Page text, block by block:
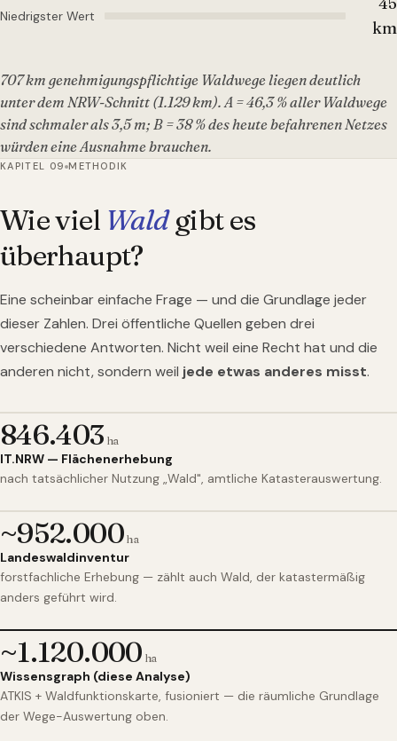
Niedrigster Wert
km
707 km genehmigungspflichtige Waldwege liegen deutlich
unter dem NRW-Schnitt (1.129 km). A = 46,3 % aller Waldwege
sind schmaler als 3,5 m; B = 38 % des heute befahrenen Netzes
würden eine Ausnahme brauchen.
KAPITEL 09 METHODIK
Wie viel Waldgibt es
überhaupt?
Eine scheinbar einfache Frage — und die Grundlage jeder
dieser Zahlen. Drei öffentliche Quellen geben drei
verschiedene Antworten. Nicht weil eine Recht hat und die
anderen nicht, sondern weil jede etwas anderes misst.
846.403 ha
IT.NRW — Flächenerhebung
nach tatsächlicher Nutzung „Wald", amtliche Katasterauswertung.
~952.000ha
Landeswaldinventur
forstfachliche Erhebung — zählt auch Wald, der katastermäßig
anders geführt wird.
~1.120.000 ha
Wissensgraph (diese Analyse)
ATKIS + Waldfunktionskarte, fusioniert — die räumliche Grundlage
der Wege-Auswertung oben.